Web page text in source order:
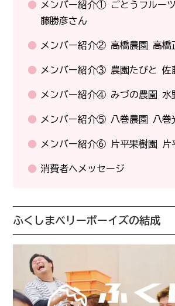
メンバー紹介① ごとうフルー
藤勝彦さん
メンバー紹介② 高橋農園 高橋
メンバー紹介③ 農園たびと 佐
メンバー紹介④ みづの農園 水
メンバー紹介⑤ 八巻農園 八巻
メンバー紹介⑥ 片平果樹園 片
消費者へメッセージ
ふくしまベリーボーイズの結成